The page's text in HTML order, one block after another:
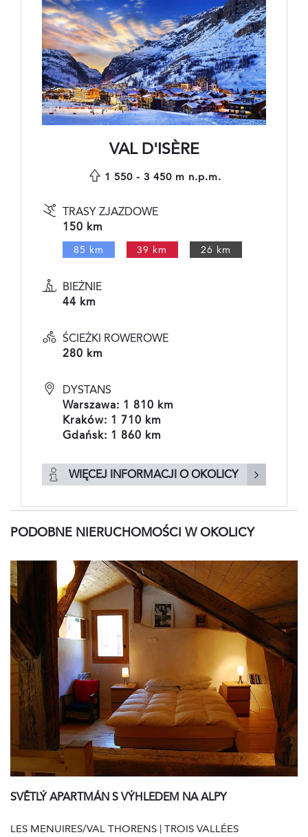
VAL D'ISÈRE
1 550 - 3 450 m n.p.m.
TRASY ZJAZDOWE
150 km
85 km 39 km 26 km
BIEŻNIE
44 km
ŚCIEŻKI ROWEROWE
280 km
DYSTANS
Warszawa: 1 810 km
Kraków: 1 710 km
Gdańsk: 1 860 km
WIĘCEJ INFORMACJI O OKOLICY
PODOBNE NIERUCHOMOŚCI W OKOLICY
SVĚTLÝ APARTMÁN S VÝHLEDEM NA ALPY
LES MENUIRES/VAL THORENS | TROIS VALLÉES